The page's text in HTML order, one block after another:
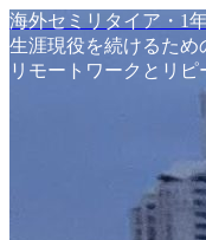
海外セミリタイア・1
生涯現役を続けるため
リモートワークとリピ